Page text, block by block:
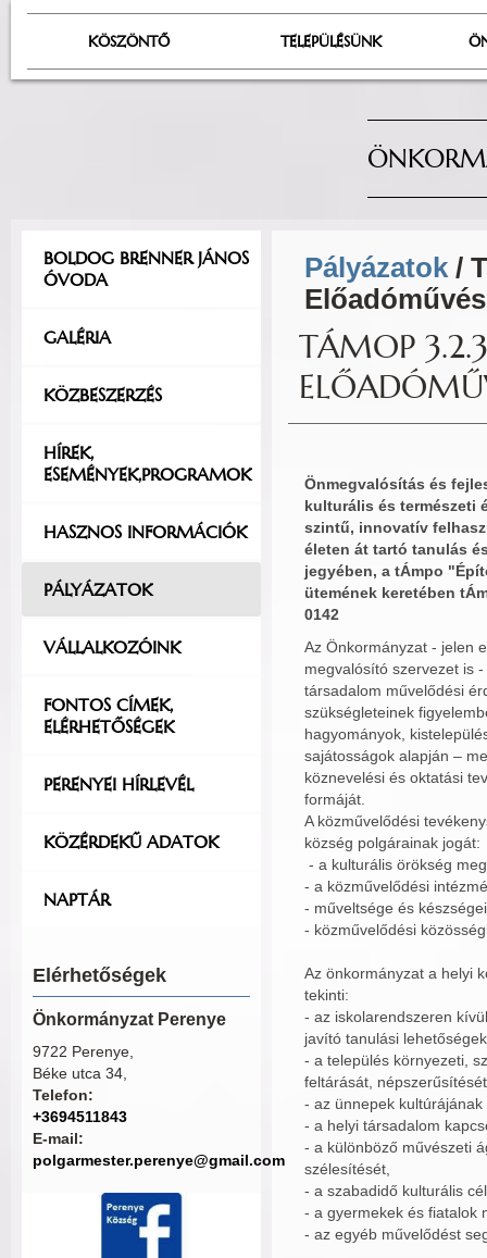
KÖSZÖNTŐ TELEPÜLÉSÜNK
BOLDOG BRENNER JÁNOS
ÓVODA
GALÉRIA
KÖZBESZERZÉS
HÍREK,
ESEMÉNYEK,PROGRAMOK
HASZNOS INFORMÁCIÓK
PÁLYÁZATOK
VÁLLALKOZÓINK
FONTOS CÍMEK,
ELÉRHETŐSÉGEK
PERENYEI HÍRLEVÉL
KÖZÉRDEKŰ ADATOK
NAPTÁR
Elérhetőségek
Önkormányzat Perenye
9722 Perenye,
Béke utca 34,
Telefon:
+3694511843
E-mail:
polgarmester.perenye@gmail.com
Pályázatok /
TÁMOP
Önmegvalósítás és
kulturális és természeti
szintű, innovatív
életen át tartó tanulás
jegyében, a tÁmpo
ütemének keretében
0142
Az Önkormányzat - jelen
megvalósító szervezet is
társadalom művelődési
szükségleteinek
hagyományok,
sajátosságok alapján –
köznevelési és oktatási
formáját.
A közművelődési
község polgárainak jogát:
- a kulturális örökség
- a közművelődési
- műveltsége és
- közművelődési
Az önkormányzat a helyi
tekinti:
- az iskolarendszeren
javító tanulási
- a település környezeti,
feltárását,
- az ünnepek
- a helyi társadalom
- a különböző művészeti
szélesítését,
- a szabadidő kulturális
- a gyermekek és fiatalok
- az egyéb művelődést